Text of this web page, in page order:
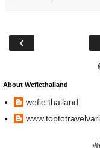
‹
About Wefiethailand
wefie thailand
ขั